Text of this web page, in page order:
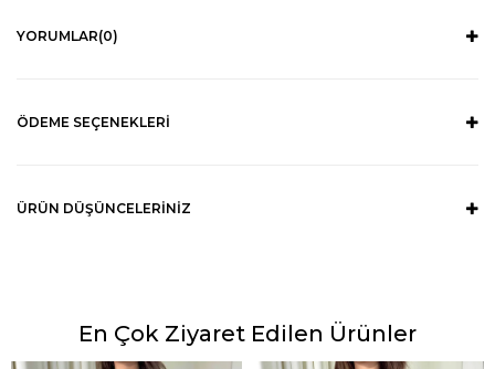
YORUMLAR(0)
ÖDEME SEÇENEKLERI
ÜRÜN DÜŞÜNCELERINIZ
En Çok Ziyaret Edilen Ürünler